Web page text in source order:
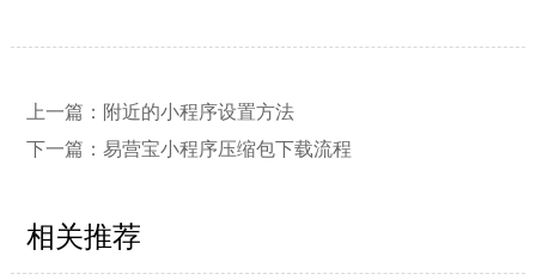
上一篇： 附近的小程序设置方法
下一篇： 易营宝小程序压缩包下载流程
相关推荐